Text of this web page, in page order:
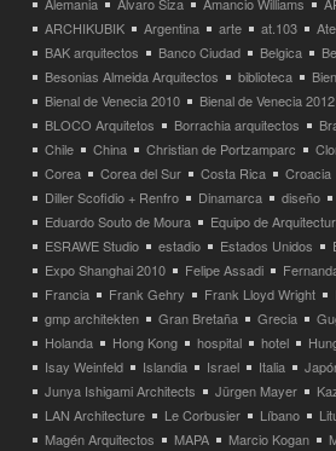
ARCHIKUBIK
Argentina arte at.103
BAK arquitectos
Banco Ciudad Belgica
Besonias Almeida Arquitectos
biblioteca
Bienal de Venecia 2010
Bienal de Venecia 2012
BLOCO Arquitetos
Borrachia arquitectos
Chile
China Christian de Portzamparc
Corea
Corea del Sur Costa Rica Croacia
Diller Scofidio + Renfro
Dinamarca diseño
Eduardo Souto de Moura
Equipo de
ESRAWE Studio
estadio Estados Unidos
Expo Shanghai 2010
Felipe Assadi
Francia
Frank Gehry Frank Lloyd Wright
gmp architekten
Gran Bretaña Grecia
Holanda
Hong Kong hospital hotel
Isay Weinfeld
Islandia Israel Italia
Junya Ishigami Architects
Jürgen Mayer
LAN Architecture
Le Corbusier Líbano
Magén Arquitectos
MAPA Marcio Kogan